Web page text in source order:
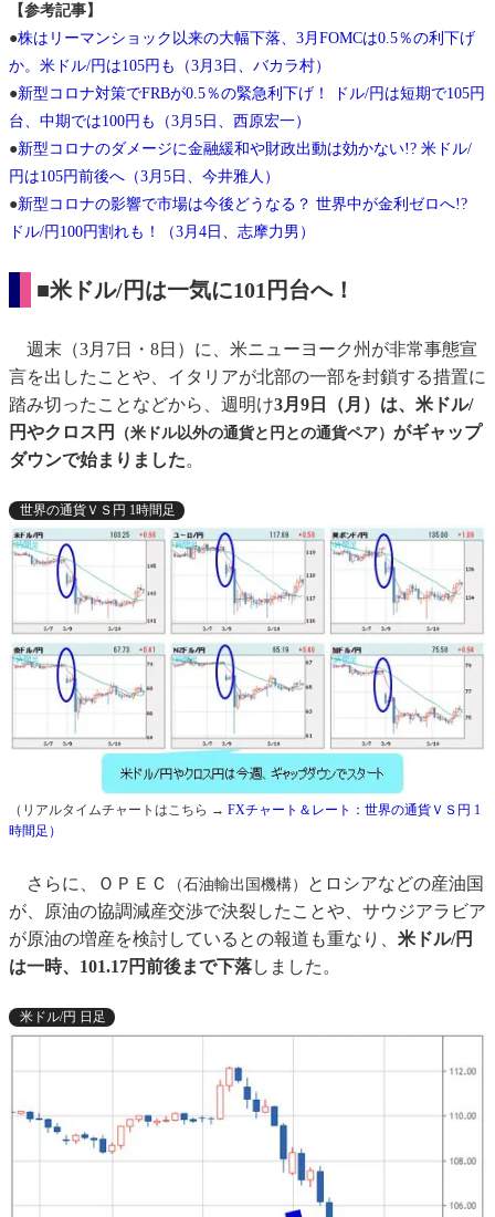
【参考記事】
●株はリーマンショック以来の大幅下落、3月FOMCは0.5％の利下げ
か。米ドル/円は105円も（3月3日、バカラ村）
●新型コロナ対策でFRBが0.5％の緊急利下げ！ ドル/円は短期で105円
台、中期では100円も（3月5日、西原宏一）
●新型コロナのダメージに金融緩和や財政出動は効かない!? 米ドル/
円は105円前後へ（3月5日、今井雅人）
●新型コロナの影響で市場は今後どうなる？ 世界中が金利ゼロへ!?
ドル/円100円割れも！（3月4日、志摩力男）
■米ドル/円は一気に101円台へ！
週末（3月7日・8日）に、米ニューヨーク州が非常事態宣
言を出したことや、イタリアが北部の一部を封鎖する措置に
踏み切ったことなどから、週明け3月9日（月）は、米ドル/
円やクロス円
（米ドル以外の通貨と円との通貨ペア） がギャップ
ダウンで始まりました。
世界の通貨ＶＳ円 1時間足
（リアルタイムチャートはこちら → FXチャート＆レート：世界の通貨ＶＳ円 1
時間足）
さらに、ＯＰＥＣ （石油輸出国機構）
とロシアなどの産油国
が、原油の協調減産交渉で決裂したことや、サウジアラビア
が原油の増産を検討しているとの報道も重なり、 米ドル/円
は一時、101.17円前後まで下落しました。
米ドル/円 日足